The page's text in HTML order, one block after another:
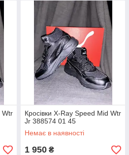
Wtr
Кросівки X-Ray Speed Mid Wtr
Jr 388574 01 45
Немає в наявності
1 950 ₴